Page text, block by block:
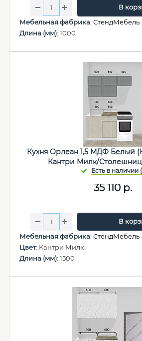
В
Мебельная фабрика: СтендМебель
Длина (мм): 1000
Кухня Орлеан 1,5 МДФ Белый
Кантри Милк/
35 110р.
В
Мебельная фабрика: СтендМебель
Цвет: Кантри Милк
Длина (мм): 1500